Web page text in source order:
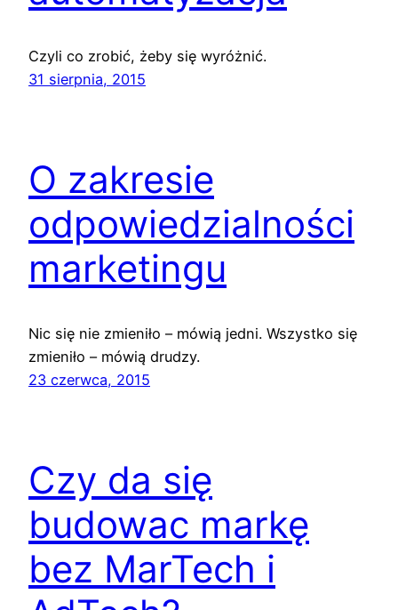
Czyli co zrobić, żeby się wyróżnić.
31 sierpnia, 2015
O zakresie
odpowiedzialności
marketingu
Nic się nie zmieniło – mówią jedni. Wszystko się
zmieniło – mówią drudzy.
23 czerwca, 2015
Czy da się
budowac markę
bez MarTech i